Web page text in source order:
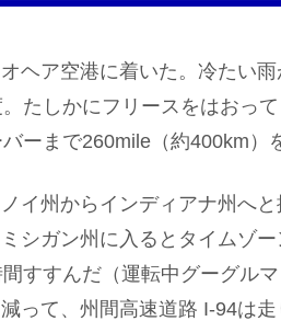
ヘア空港に着いた。冷たい
たしかにフリースをはおっ
ーまで260mile（約400km）
イ州からインディアナ州へ
シガン州に入るとタイムゾー
すすんだ（運転中グーグル
って、州間高速道路 I-94は